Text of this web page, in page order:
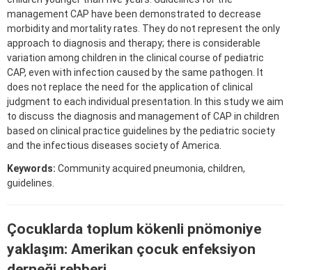
management CAP have been demonstrated to decrease
morbidity and mortality rates. They do not represent the only
approach to diagnosis and therapy; there is considerable
variation among children in the clinical course of pediatric
CAP, even with infection caused by the same pathogen. It
does not replace the need for the application of clinical
judgment to each individual presentation. In this study we aim
to discuss the diagnosis and management of CAP in children
based on clinical practice guidelines by the pediatric society
and the infectious diseases society of America.
Keywords: Community acquired pneumonia, children,
guidelines.
Çocuklarda toplum kökenli pnömoniye
yaklaşım: Amerikan çocuk enfeksiyon